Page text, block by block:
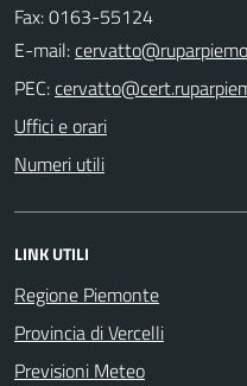
Fax: 0163-55124
E-mail:
PEC:
Uffici e orari
Numeri utili
LINK UTILI
Regione Piemonte
Provincia di Vercelli
Previsioni Meteo